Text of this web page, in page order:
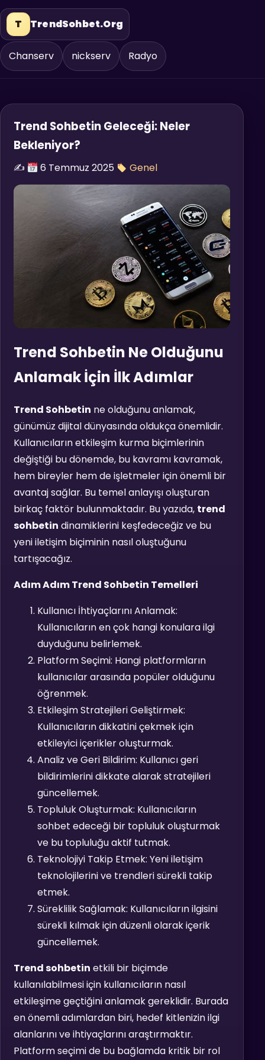
T TrendSohbet.Org
Chanserv nickserv Radyo
Trend Sohbetin Geleceği: Neler
Bekleniyor?
✍️ 6 Temmuz 2025 Genel
Trend Sohbetin Ne Olduğunu
Anlamak İçin İlk Adımlar
Trend Sohbetin ne olduğunu anlamak,
günümüz dijital dünyasında oldukça önemlidir.
Kullanıcıların etkileşim kurma biçimlerinin
değiştiği bu dönemde, bu kavramı kavramak,
hem bireyler hem de işletmeler için önemli bir
avantaj sağlar. Bu temel anlayışı oluşturan
birkaç faktör bulunmaktadır. Bu yazıda, trend
sohbetin dinamiklerini keşfedeceğiz ve bu
yeni iletişim biçiminin nasıl oluştuğunu
tartışacağız.
Adım Adım Trend Sohbetin Temelleri
Kullanıcı İhtiyaçlarını Anlamak:
Kullanıcıların en çok hangi konulara ilgi
duyduğunu belirlemek.
Platform Seçimi: Hangi platformların
kullanıcılar arasında popüler olduğunu
öğrenmek.
Etkileşim Stratejileri Geliştirmek:
Kullanıcıların dikkatini çekmek için
etkileyici içerikler oluşturmak.
Analiz ve Geri Bildirim: Kullanıcı geri
bildirimlerini dikkate alarak stratejileri
güncellemek.
Topluluk Oluşturmak: Kullanıcıların
sohbet edeceği bir topluluk oluşturmak
ve bu topluluğu aktif tutmak.
Teknolojiyi Takip Etmek: Yeni iletişim
teknolojilerini ve trendleri sürekli takip
etmek.
Süreklilik Sağlamak: Kullanıcıların ilgisini
sürekli kılmak için düzenli olarak içerik
güncellemek.
Trend sohbetin etkili bir biçimde
kullanılabilmesi için kullanıcıların nasıl
etkileşime geçtiğini anlamak gereklidir. Burada
en önemli adımlardan biri, hedef kitlenizin ilgi
alanlarını ve ihtiyaçlarını araştırmaktır.
Platform seçimi de bu bağlamda kritik bir rol